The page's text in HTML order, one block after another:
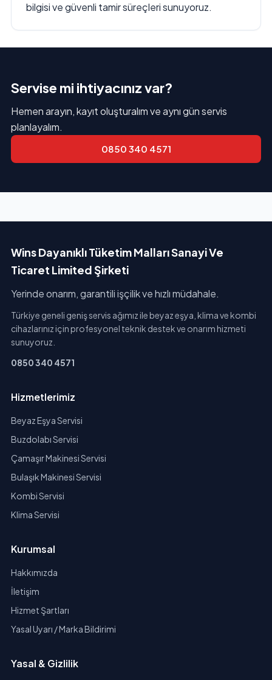
bilgisi ve güvenli tamir süreçleri sunuyoruz.
Servise mi ihtiyacınız var?
Hemen arayın, kayıt oluşturalım ve aynı gün servis
planlayalım.
0850 340 4571
Wins Dayanıklı Tüketim Malları Sanayi Ve
Ticaret Limited Şirketi
Yerinde onarım, garantili işçilik ve hızlı müdahale.
Türkiye geneli geniş servis ağımız ile beyaz eşya, klima ve kombi
cihazlarınız için profesyonel teknik destek ve onarım hizmeti
sunuyoruz.
0850 340 4571
Hizmetlerimiz
Beyaz Eşya Servisi
Buzdolabı Servisi
Çamaşır Makinesi Servisi
Bulaşık Makinesi Servisi
Kombi Servisi
Klima Servisi
Kurumsal
Hakkımızda
İletişim
Hizmet Şartları
Yasal Uyarı / Marka Bildirimi
Yasal & Gizlilik